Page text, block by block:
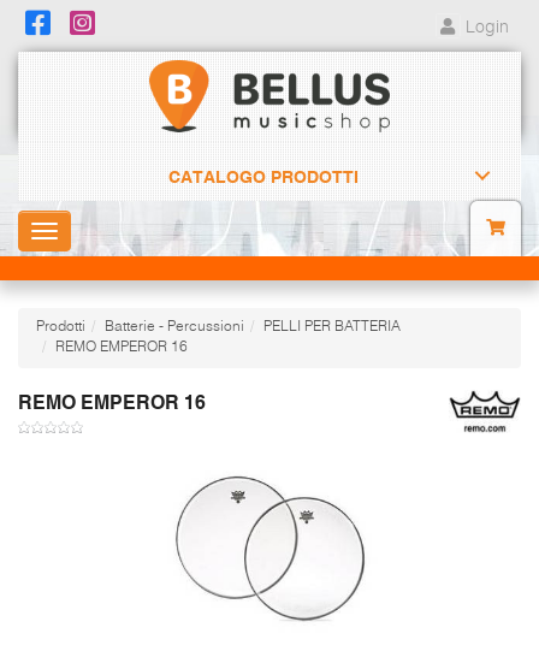
Login
CATALOGO PRODOTTI
Toggle
navigation
Prodotti Batterie - Percussioni
PELLI PER BATTERIA
REMO EMPEROR 16
REMO EMPEROR 16